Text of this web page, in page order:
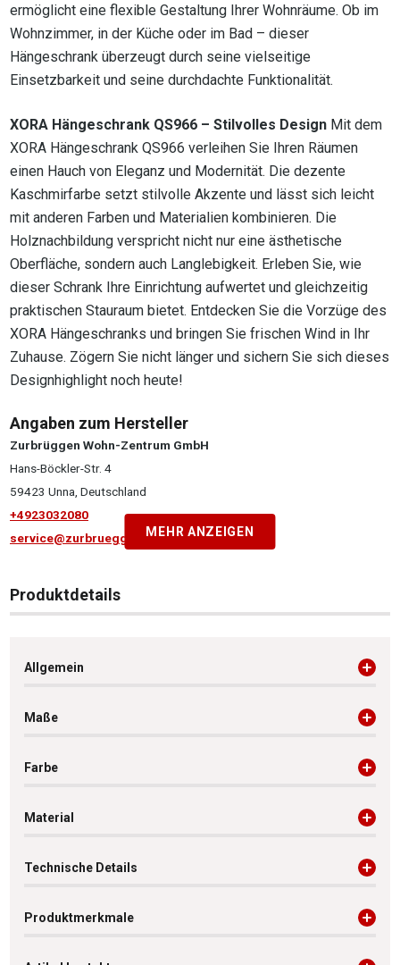
ermöglicht eine flexible Gestaltung Ihrer Wohnräume. Ob im
Wohnzimmer, in der Küche oder im Bad – dieser
Hängeschrank überzeugt durch seine vielseitige
Einsetzbarkeit und seine durchdachte Funktionalität.
XORA Hängeschrank QS966 – Stilvolles Design Mit dem
XORA Hängeschrank QS966 verleihen Sie Ihren Räumen
einen Hauch von Eleganz und Modernität. Die dezente
Kaschmirfarbe setzt stilvolle Akzente und lässt sich leicht
mit anderen Farben und Materialien kombinieren. Die
Holznachbildung verspricht nicht nur eine ästhetische
Oberfläche, sondern auch Langlebigkeit. Erleben Sie, wie
dieser Schrank Ihre Einrichtung aufwertet und gleichzeitig
praktischen Stauraum bietet. Entdecken Sie die Vorzüge des
XORA Hängeschranks und bringen Sie frischen Wind in Ihr
Zuhause. Zögern Sie nicht länger und sichern Sie sich dieses
Designhighlight noch heute!
Angaben zum Hersteller
Zurbrüggen Wohn-Zentrum GmbH
Hans-Böckler-Str. 4
59423 Unna, Deutschland
+4923032080
service@zurbrueggen.deMEHR ANZEIGEN
Produktdetails
Allgemein
Maße
Farbe
Material
Technische Details
Produktmerkmale